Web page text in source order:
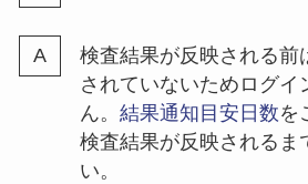
検査結果が反映される前
されていないためログイ
ん。 結果通知目安日数を
検査結果が反映されるま
い。